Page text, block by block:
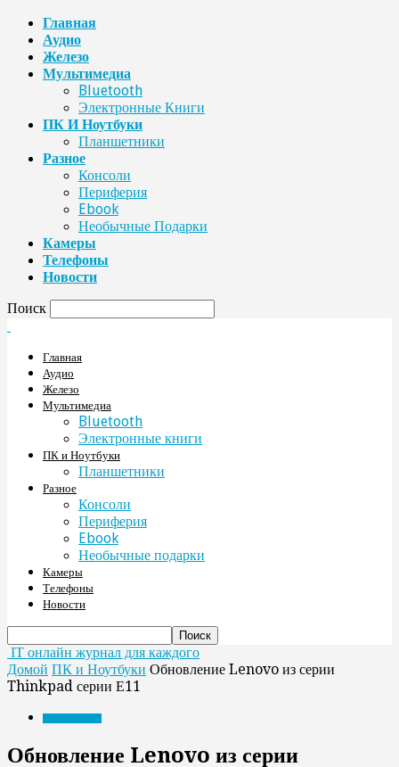
Главная
Аудио
Железо
Мультимедиа
Bluetooth
Электронные Книги
ПК И Ноутбуки
Планшетники
Разное
Консоли
Периферия
Ebook
Необычные Подарки
Камеры
Телефоны
Новости
Поиск
Главная
Аудио
Железо
Мультимедиа
Bluetooth
Электронные книги
ПК и Ноутбуки
Планшетники
Разное
Консоли
Периферия
Ebook
Необычные подарки
Камеры
Телефоны
Новости
IT онлайн журнал для каждого
Домой ПК и Ноутбуки Обновление Lenovo из серии
Thinkpad серии Е11
Обновление Lenovo из серии